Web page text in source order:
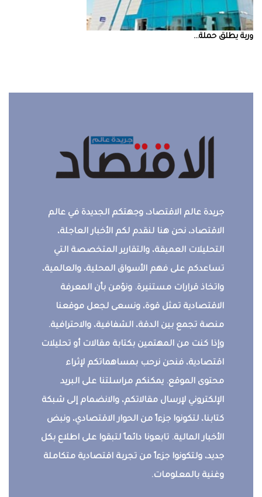
‮‬وربة‮‬‭ ‬يطلق‭ ‬حملة‭ ...
جريدة عالم الاقتصاد، وجهتكم الجديدة في عالم
الاقتصاد، نحن هنا لنقدم لكم الأخبار العاجلة،
التحليلات العميقة، والتقارير المتخصصة التي
تساعدكم على فهم الأسواق المحلية، والعالمية،
واتخاذ قرارات مستنيرة. ونؤمن بأن المعرفة
الاقتصادية تمثل قوة، ونسعى لجعل موقعنا
منصة تجمع بين الدقة، الشفافية، والاحترافية.
وإذا كنت من المهتمين بكتابة مقالات أو تحليلات
اقتصادية، فنحن نرحب بمساهماتكم لإثراء
محتوى الموقع. يمكنكم مراسلتنا على البريد
الإلكتروني لإرسال مقالاتكم، والانضمام إلى شبكة
كتابنا، لتكونوا جزءاً من الحوار الاقتصادي، ونبض
الأخبار المالية. تابعونا دائماً لتبقوا على اطلاع بكل
جديد، ولتكونوا جزءاً من تجربة اقتصادية متكاملة
وغنية بالمعلومات.